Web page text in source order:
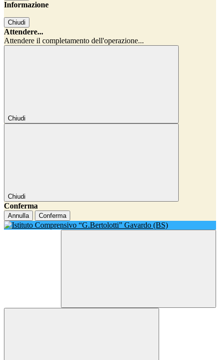
Informazione
Chiudi
Attendere...
Attendere il completamento dell'operazione...
Chiudi
Chiudi
Conferma
Annulla Conferma